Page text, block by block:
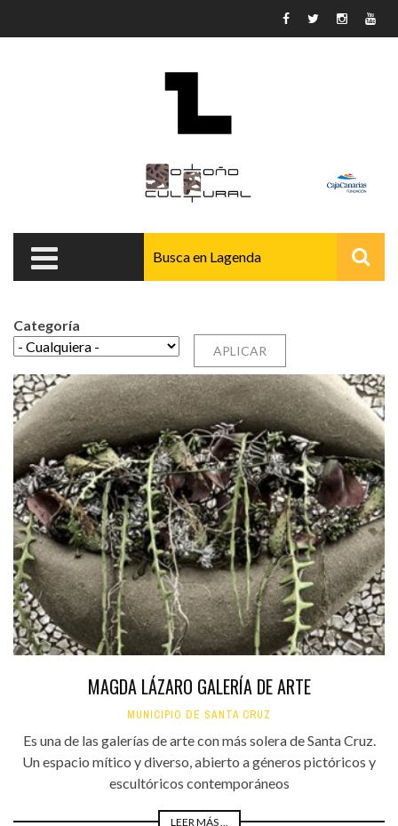
Categoría
MAGDA LÁZARO GALERÍA DE ARTE
MUNICIPIO DE SANTA CRUZ
Es una de las galerías de arte con más solera de Santa Cruz.
Un espacio mítico y diverso, abierto a géneros pictóricos y
escultóricos contemporáneos
LEER MÁS ...